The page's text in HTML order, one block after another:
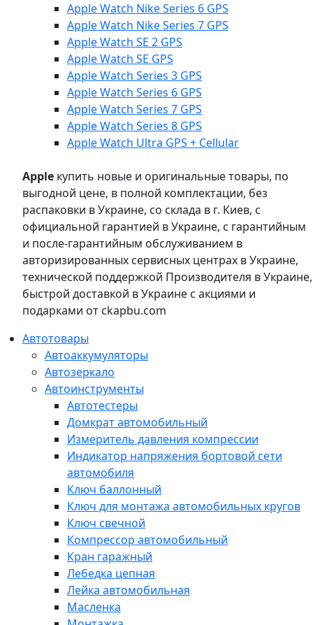
Apple Watch Nike Series 6 GPS
Apple Watch Nike Series 7 GPS
Apple Watch SE 2 GPS
Apple Watch SE GPS
Apple Watch Series 3 GPS
Apple Watch Series 6 GPS
Apple Watch Series 7 GPS
Apple Watch Series 8 GPS
Apple Watch Ultra GPS + Cellular
Apple купить новые и оригинальные товары, по
выгодной цене, в полной комплектации, без
распаковки в Украине, со склада в г. Киев, с
официальной гарантией в Украине, с гарантийным
и после-гарантийным обслуживанием в
авторизированных сервисных центрах в Украине,
технической поддержкой Производителя в Украине,
быстрой доставкой в Украине с акциями и
подарками от ckapbu.com
Автотовары
Автоаккумуляторы
Автозеркало
Автоинструменты
Автотестеры
Домкрат автомобильный
Измеритель давления компрессии
Индикатор напряжения бортовой сети
автомобиля
Ключ баллонный
Ключ для монтажа автомобильных кругов
Ключ свечной
Компрессор автомобильный
Кран гаражный
Лебедка цепная
Лейка автомобильная
Масленка